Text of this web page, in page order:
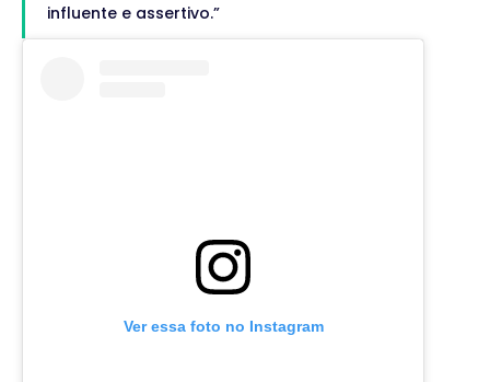
influente e assertivo.”
Ver essa foto no Instagram